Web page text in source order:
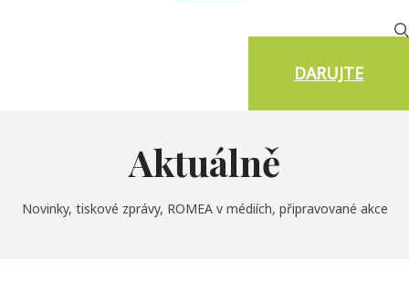
DARUJTE
Aktuálně
Novinky, tiskové zprávy, ROMEA v médiích, připravované akce